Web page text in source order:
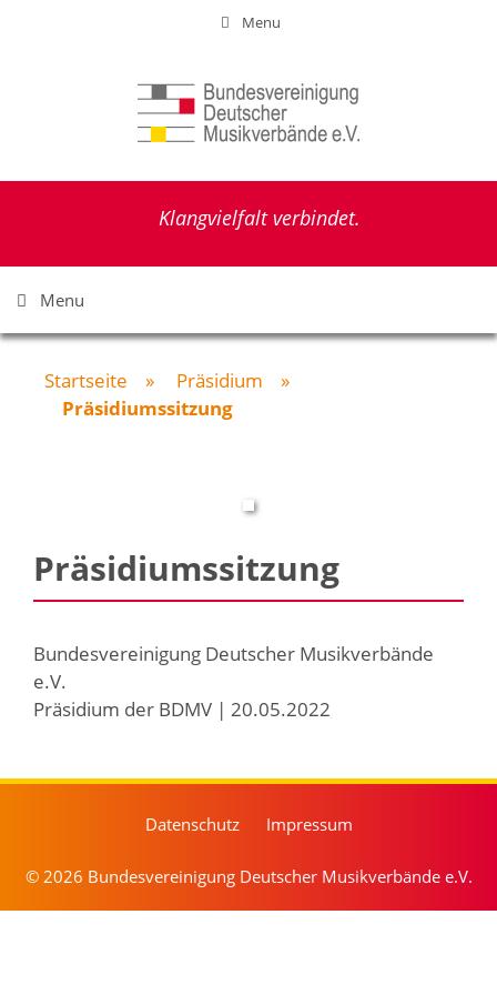
Menu
Klangvielfalt verbindet.
Menu
Startseite » Präsidium »
Präsidiumssitzung
Präsidiumssitzung
Bundesvereinigung Deutscher Musikverbände
e.V.
Präsidium der BDMV | 20.05.2022
Datenschutz Impressum
© 2026 Bundesvereinigung Deutscher Musikverbände e.V.